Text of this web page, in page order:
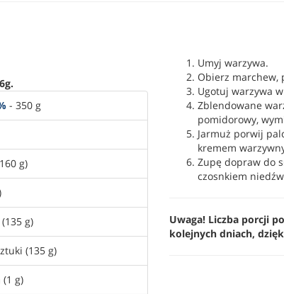
- 350 g
g)
g)
(135 g)
g)
Umyj warzywa.
Obierz marchew,
Ugotuj warzywa
Zblendowane
pomidorowy,
Jarmuż porwij
kremem
Zupę dopraw do
czosnkiem
Uwaga! Liczba porcji
kolejnych dniach,